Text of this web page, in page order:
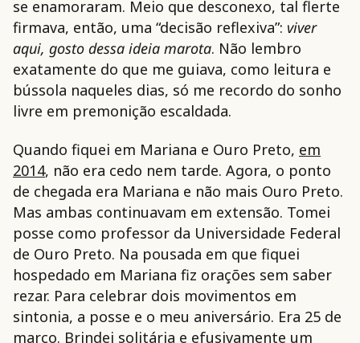
se enamoraram. Meio que desconexo, tal flerte
firmava, então, uma “decisão reflexiva”: viver
aqui, gosto dessa ideia marota. Não lembro
exatamente do que me guiava, como leitura e
bússola naqueles dias, só me recordo do sonho
livre em premonição escaldada.
Quando fiquei em Mariana e Ouro Preto, em
2014, não era cedo nem tarde. Agora, o ponto
de chegada era Mariana e não mais Ouro Preto.
Mas ambas continuavam em extensão. Tomei
posse como professor da Universidade Federal
de Ouro Preto. Na pousada em que fiquei
hospedado em Mariana fiz orações sem saber
rezar. Para celebrar dois movimentos em
sintonia, a posse e o meu aniversário. Era 25 de
março. Brindei solitária e efusivamente um